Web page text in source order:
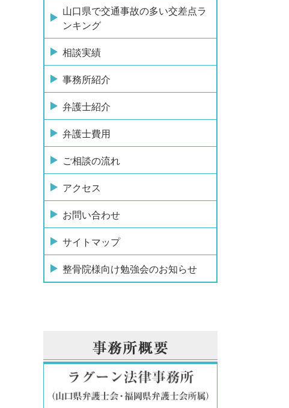
山口県で交通事故の多い交差点ラ
ンキング
相談実績
事務所紹介
弁護士紹介
弁護士費用
ご相談の流れ
アクセス
お問い合わせ
サイトマップ
整骨院様向け勉強会のお知らせ